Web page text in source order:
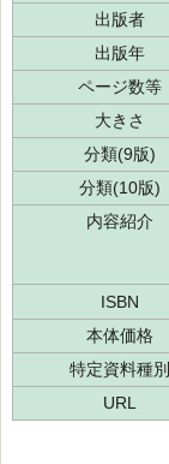
出版者
出版年
ページ数等
大きさ
分類(9版)
分類(10版)
内容紹介
ISBN
本体価格
特定資料種別
URL